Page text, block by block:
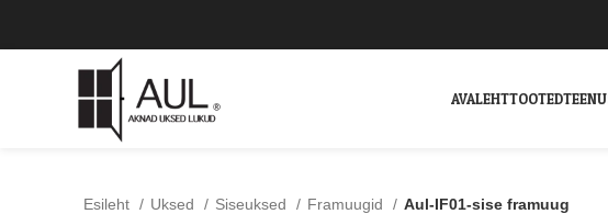
AVALEHTTOOTED
Esileht Uksed Siseuksed Framuugid Aul-IF01-sise framuug